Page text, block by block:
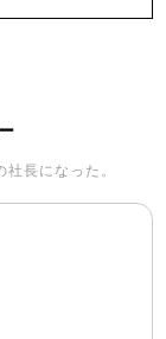
長になった。